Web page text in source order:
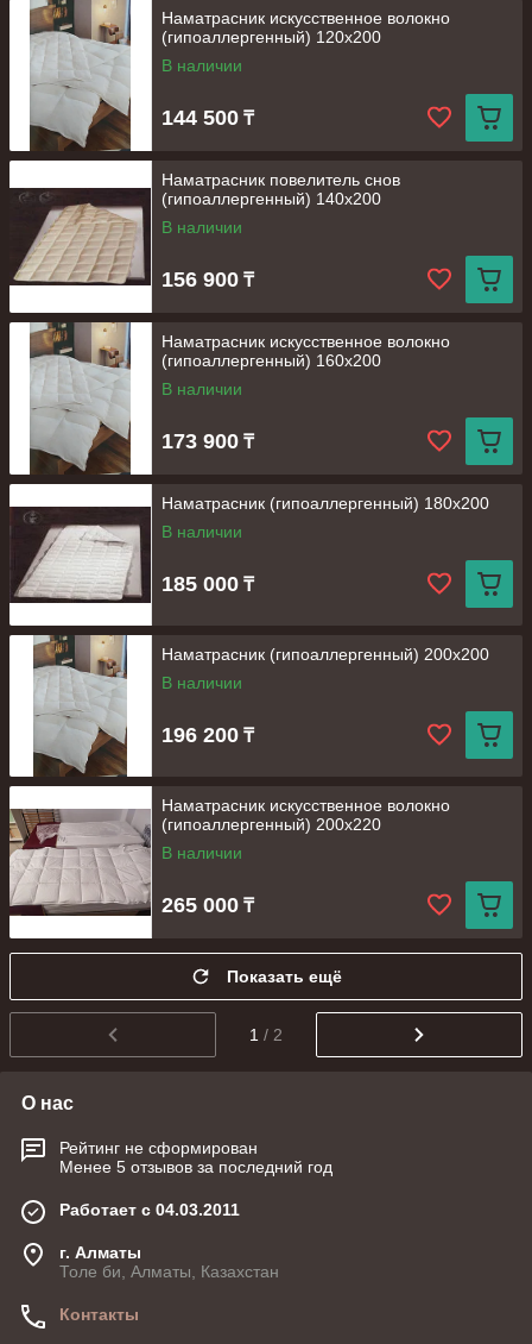
Наматрасник искусственное волокно
(гипоаллергенный) 120х200
В наличии
144 500 ₸
Наматрасник повелитель снов
(гипоаллергенный) 140х200
В наличии
156 900 ₸
Наматрасник искусственное волокно
(гипоаллергенный) 160х200
В наличии
173 900 ₸
Наматрасник (гипоаллергенный) 180х200
В наличии
185 000 ₸
Наматрасник (гипоаллергенный) 200х200
В наличии
196 200 ₸
Наматрасник искусственное волокно
(гипоаллергенный) 200х220
В наличии
265 000 ₸
Показать ещё
1 / 2
О нас
Рейтинг не сформирован
Менее 5 отзывов за последний год
Работает с 04.03.2011
г. Алматы
Толе би, Алматы, Казахстан
Контакты